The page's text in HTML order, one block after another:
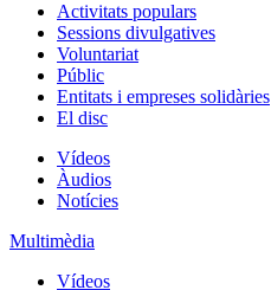
Activitats populars
Sessions divulgatives
Voluntariat
Públic
Entitats i empreses solidàries
El disc
Vídeos
Àudios
Notícies
Multimèdia
Vídeos